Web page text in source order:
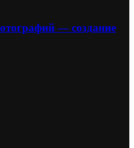
— создание